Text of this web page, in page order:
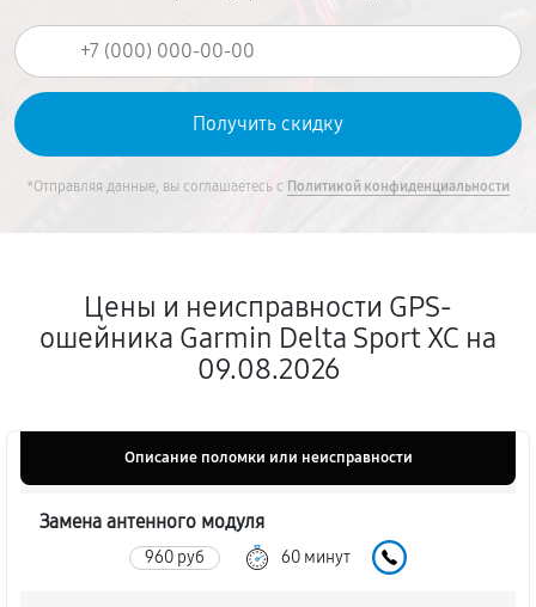
*Отправляя данные, вы соглашаетесь с Политикой конфиденциальности
Цены и неисправности GPS-
ошейника Garmin Delta Sport XC на
09.08.2026
Описание поломки или неисправности
Замена антенного модуля
960 руб 60 минут